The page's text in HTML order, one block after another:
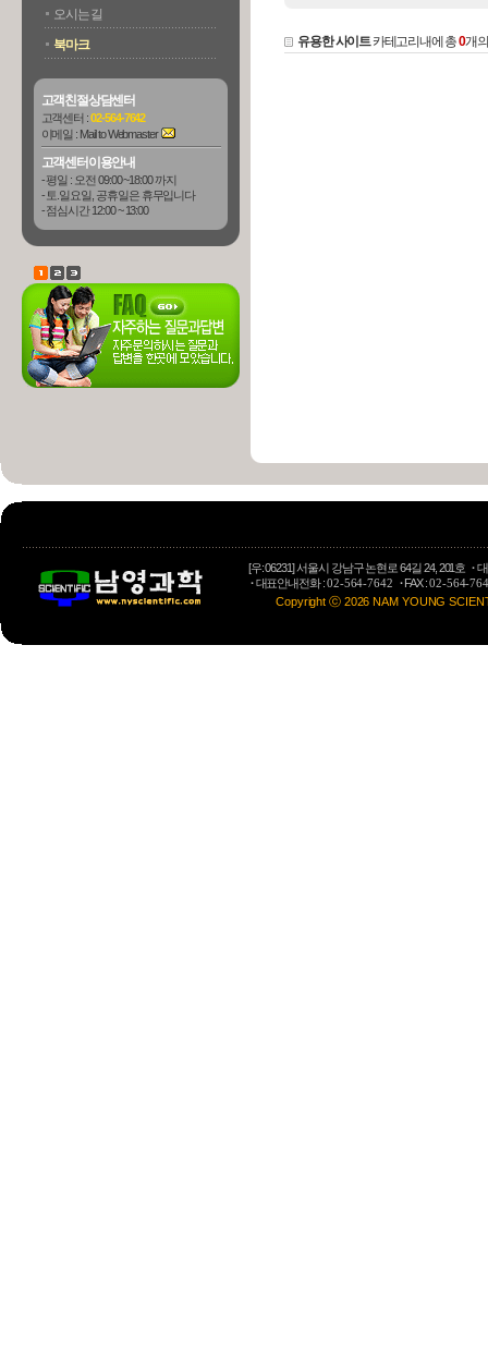
오시는 길
북마크
고객친절상담센터
고객센터 :02-564-7642
이메일 : Mail to Webmaster
고객센터이용안내
- 평일 : 오전 09:00 ~18:00 까지
- 토.일요일, 공휴일은 휴무입니다
- 점심시간 12:00 ~ 13:00
유용한 사이트카테고리내에 총0개
[우: 06231] 서울시 강남구 논현로 64길 24, 201호·
·대표안내전화 :02-564-7642 ·FAX :02-564-
Copyright ⓒ 2026 NAM YOUNG